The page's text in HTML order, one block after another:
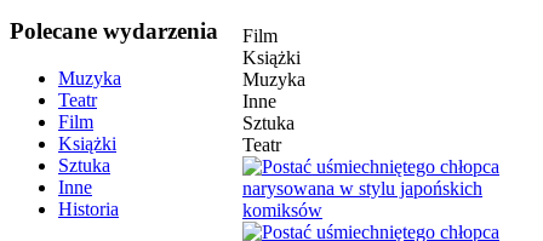
Polecane wydarzenia
Muzyka
Teatr
Film
Książki
Sztuka
Inne
Historia
Film
Książki
Muzyka
Inne
Sztuka
Teatr